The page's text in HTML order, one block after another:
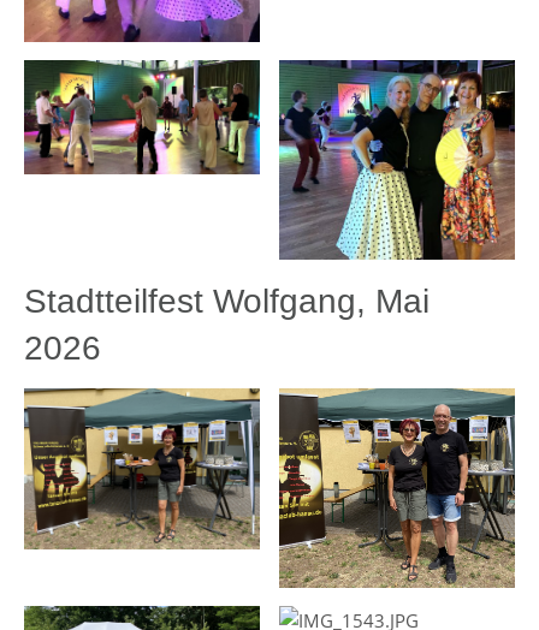
Stadtteilfest Wolfgang, Mai
2026